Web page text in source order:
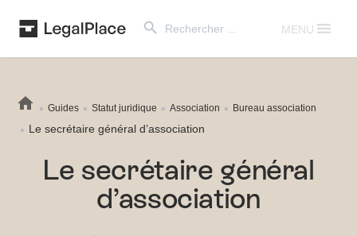
for:
MENU
Guides Statut juridique Association Bureau association
Le secrétaire général d’association
Le secrétaire général
d’association